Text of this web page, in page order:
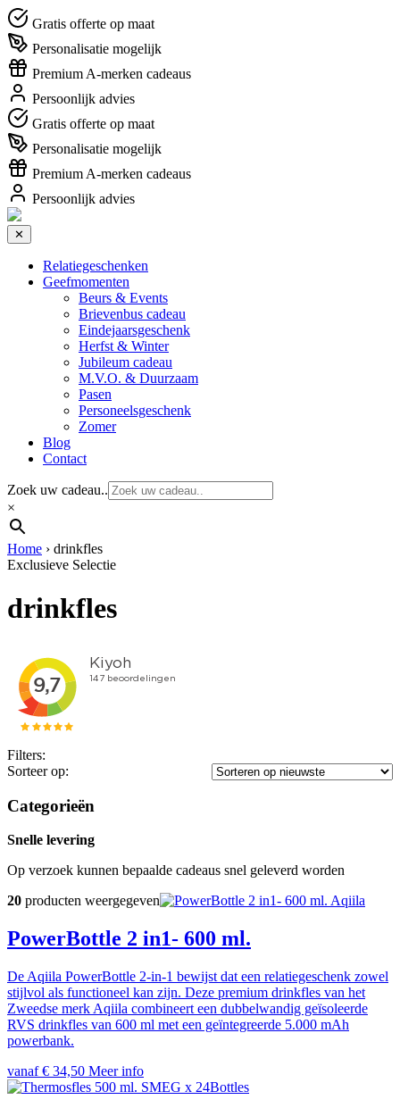
Gratis offerte op maat
Personalisatie mogelijk
Premium A-merken cadeaus
Persoonlijk advies
Gratis offerte op maat
Personalisatie mogelijk
Premium A-merken cadeaus
Persoonlijk advies
✕
Relatiegeschenken
Geefmomenten
Beurs & Events
Brievenbus cadeau
Eindejaarsgeschenk
Herfst & Winter
Jubileum cadeau
M.V.O. & Duurzaam
Pasen
Personeelsgeschenk
Zomer
Blog
Contact
Zoek uw cadeau..
×
Home › drinkfles
Exclusieve Selectie
drinkfles
Filters:
Sorteer op:
Categorieën
Snelle levering
Op verzoek kunnen bepaalde cadeaus snel geleverd worden
20 producten weergegeven Aqiila
PowerBottle 2 in1- 600 ml.
De Aqiila PowerBottle 2-in-1 bewijst dat een relatiegeschenk zowel
stijlvol als functioneel kan zijn. Deze premium drinkfles van het
Zweedse merk Aqiila combineert een dubbelwandig geïsoleerde
RVS drinkfles van 600 ml met een geïntegreerde 5.000 mAh
powerbank.
vanaf € 34,50 Meer info
SMEG x 24Bottles